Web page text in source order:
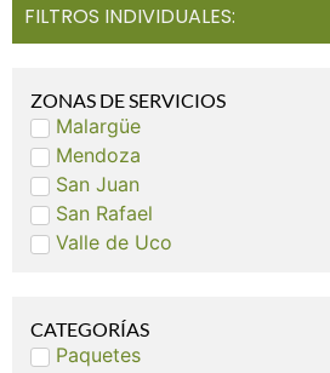
FILTROS INDIVIDUALES:
ZONAS DE SERVICIOS
Malargüe
Mendoza
San Juan
San Rafael
Valle de Uco
CATEGORÍAS
Paquetes